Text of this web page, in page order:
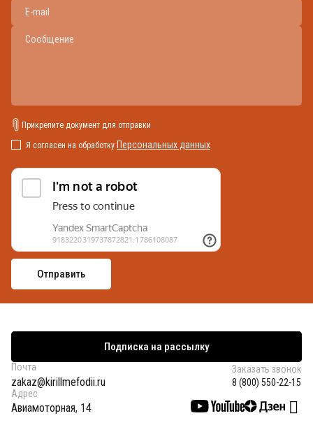
Прикрепите документ для отправки
Я согласен на обработку Персональных данных
Подписка на рассылку
Почта
zakaz@kirillmefodii.ru
Заказать звонок
8 (800) 550-22-15
Адрес
Авиамоторная, 14